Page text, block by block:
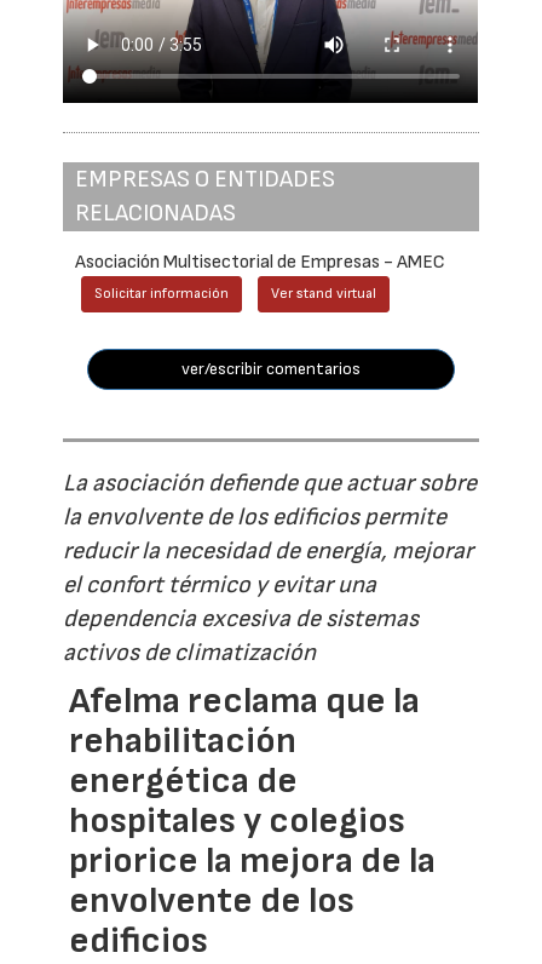
EMPRESAS O ENTIDADES
RELACIONADAS
Asociación Multisectorial de Empresas - AMEC
Solicitar información Ver stand virtual
ver/escribir comentarios
La asociación defiende que actuar sobre
la envolvente de los edificios permite
reducir la necesidad de energía, mejorar
el confort térmico y evitar una
dependencia excesiva de sistemas
activos de climatización
Afelma reclama que la
rehabilitación
energética de
hospitales y colegios
priorice la mejora de la
envolvente de los
edificios